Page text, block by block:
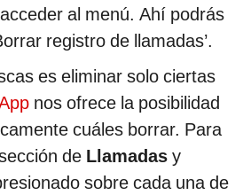
al menú. Ahí podrás
registro de llamadas’.
es eliminar solo ciertas
nos ofrece la posibilidad
cuáles borrar. Para
de Llamadas y
sobre cada una de